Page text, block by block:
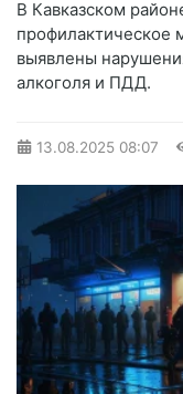
В Кавказском
профилактическое
выявлены
алкоголя и ПДД.
13.08.2025 08:07